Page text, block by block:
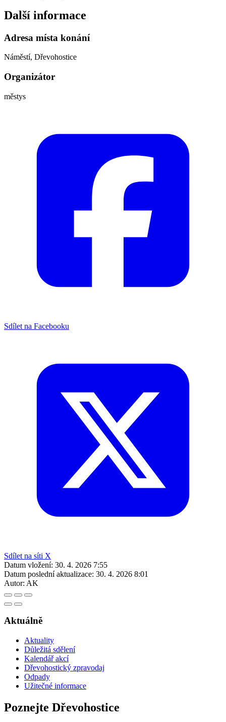
Další informace
Adresa místa konání
Náměstí, Dřevohostice
Organizátor
městys
Sdílet na Facebooku
Sdílet na síti X
Datum vložení: 30. 4. 2026 7:55
Datum poslední aktualizace: 30. 4. 2026 8:01
Autor: AK
Aktuálně
Aktuality
Důležitá sdělení
Kalendář akcí
Dřevohostický zpravodaj
Odpady
Užitečné informace
Poznejte Dřevohostice